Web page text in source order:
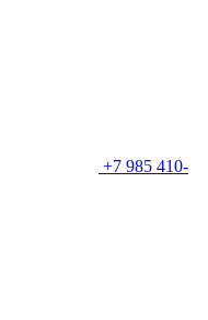
+7 985 410-